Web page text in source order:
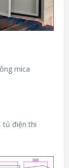
mica
tủ điện thi